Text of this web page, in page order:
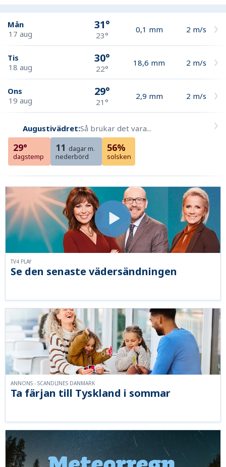
Mån
17 aug
31°
23°
0,1 mm 2 m/s
Tis
18 aug
30°
22°
18,6 mm 2 m/s
Ons
19 aug
29°
21°
2,9 mm 2 m/s
Augustivädret:Så brukar det vara...
29°
dagstemp
11 dagar m.
nederbörd
56%
solsken
Se den senaste vädersändningen
TV4 PLAY
Ta färjan till Tyskland i sommar
ANNONS - SCANDLINES DANMARK